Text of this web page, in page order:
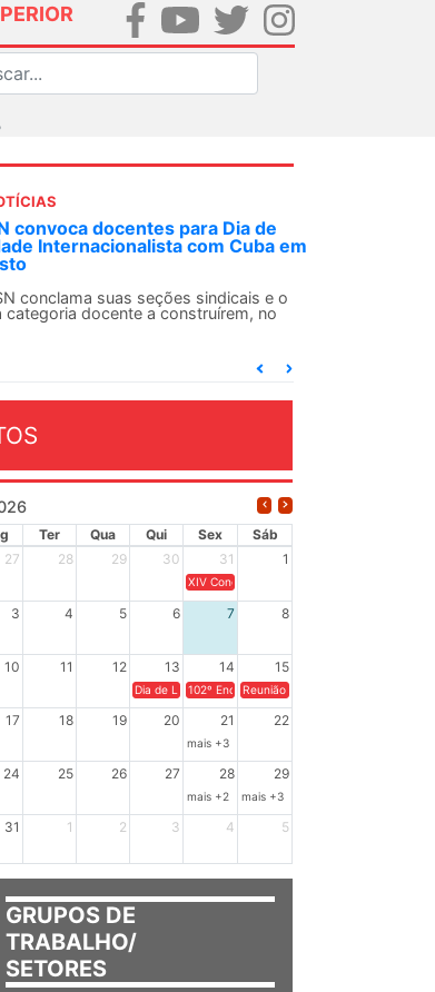
convoca docentes para Dia de
Internacionalista com Cuba em
conclama suas seções sindicais e o
categoria docente a construírem, no
Ter Qua Qui Sex
Sáb
27 28 29 30 31 1
XIV Congresso Brasileiro de
3 4 5 6 7 8
10 11 12 13 14 15
Dia de Luta em Defesa de Cuba e da Soberania dos
102º Encontro da Regional Leste, “Em terra
Reunião GTPE.
17 18 19 20 21 22
mais +3
24 25 26 27 28 29
mais +2 mais +3
31 1 2 3 4 5
GRUPOS DE
TRABALHO/
SETORES